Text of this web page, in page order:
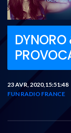
23 AVR, 2020,15:51:48
FUN RADIO FRANCE